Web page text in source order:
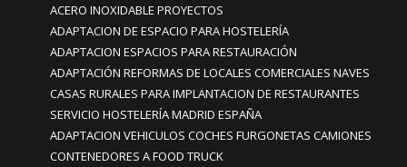
ACERO INOXIDABLE PROYECTOS
ADAPTACION DE ESPACIO PARA HOSTELERÍA
ADAPTACION ESPACIOS PARA RESTAURACIÓN
ADAPTACIÓN REFORMAS DE LOCALES COMERCIALES NAVES
CASAS RURALES PARA IMPLANTACION DE RESTAURANTES
SERVICIO HOSTELERÍA MADRID ESPAÑA
ADAPTACION VEHICULOS COCHES FURGONETAS CAMIONES
CONTENEDORES A FOOD TRUCK